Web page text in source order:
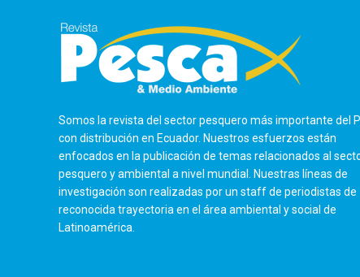
Somos la revista del sector pesquero más importante del
con distribución en Ecuador. Nuestros esfuerzos están
enfocados en la publicación de temas relacionados al
pesquero y ambiental a nivel mundial. Nuestras líneas de
investigación son realizadas por un staff de periodistas de
reconocida trayectoria en el área ambiental y social de
Latinoamérica.